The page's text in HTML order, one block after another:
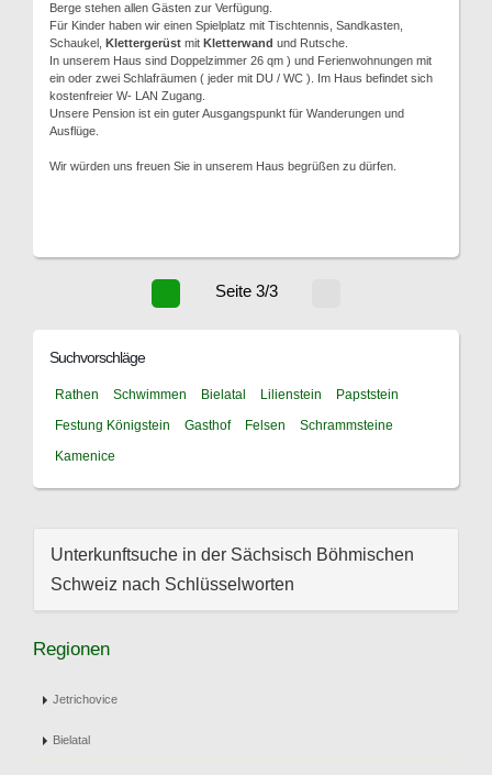
Berge stehen allen Gästen zur Verfügung.
Für Kinder haben wir einen Spielplatz mit Tischtennis, Sandkasten,
Schaukel, Klettergerüst mit Kletterwand und Rutsche.
In unserem Haus sind Doppelzimmer 26 qm ) und Ferienwohnungen mit
ein oder zwei Schlafräumen ( jeder mit DU / WC ). Im Haus befindet sich
kostenfreier W- LAN Zugang.
Unsere Pension ist ein guter Ausgangspunkt für Wanderungen und
Ausflüge.
Wir würden uns freuen Sie in unserem Haus begrüßen zu dürfen.
Seite 3/3
Suchvorschläge
Rathen Schwimmen Bielatal Lilienstein
Papststein
Festung Königstein
Gasthof Felsen
Schrammsteine
Kamenice
Unterkunftsuche in der Sächsisch Böhmischen
Schweiz nach Schlüsselworten
Regionen
Jetrichovice
Bielatal